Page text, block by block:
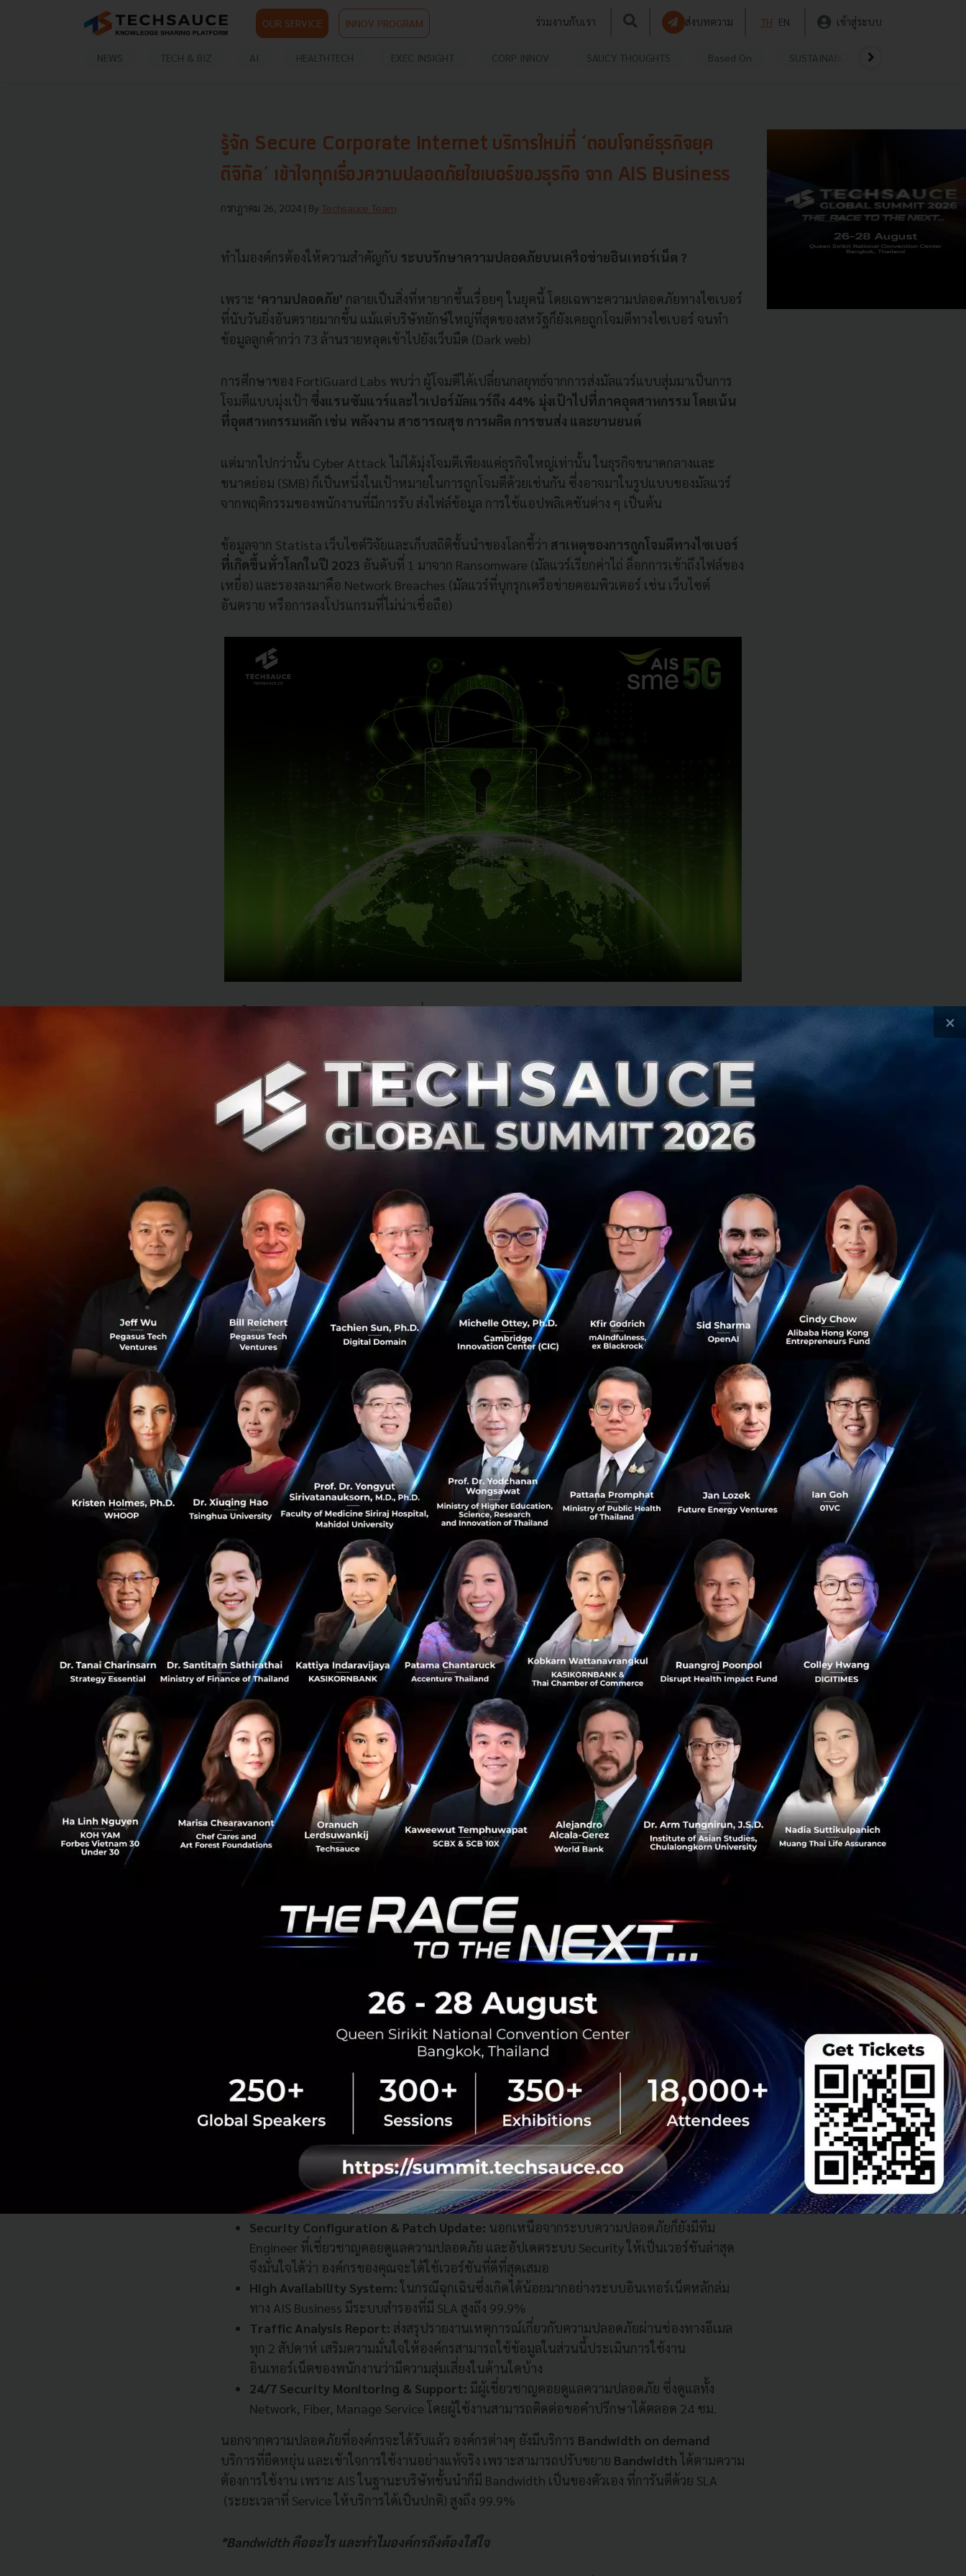
OUR SERVICE INNOV PROGRAM ร่วมงานกับเรา ส่งบทความ TH EN เข้าสู่ระบบ
NEWS TECH & BIZ AI HEALTHTECH EXEC INSIGHT CORP INNOV SAUCY THOUGHTS Based On SUSTAINABLE
0
15
รู้จัก Secure Corporate Internet บริการใหม่ที่ ‘ตอบโจทย์ธุรกิจยุค
ดิจิทัล’ เข้าใจทุกเรื่องความปลอดภัยไซเบอร์ของธุรกิจ จาก AIS Business
กรกฎาคม 26, 2024 | By Techsauce Team
ทำไมองค์กรต้องให้ความสำคัญกับ ระบบรักษาความปลอดภัยบนเครือข่ายอินเทอร์เน็ต ?
เพราะ ‘ความปลอดภัย’ กลายเป็นสิ่งที่หายากขึ้นเรื่อยๆ ในยุคนี้ โดยเฉพาะความปลอดภัยทางไซเบอร์
ที่นับวันยิ่งอันตรายมากขึ้น แม้แต่บริษัทยักษ์ใหญ่ที่สุดของสหรัฐก็ยังเคยถูกโจมตีทางไซเบอร์ จนทำ
ข้อมูลลูกค้ากว่า 73 ล้านรายหลุดเข้าไปยังเว็บมืด (Dark web)
การศึกษาของ FortiGuard Labs พบว่า ผู้โจมตีได้เปลี่ยนกลยุทธ์จากการส่งมัลแวร์แบบสุ่มมาเป็นการ
โจมตีแบบมุ่งเป้า ซึ่งแรนซัมแวร์และไวเปอร์มัลแวร์ถึง 44% มุ่งเป้าไปที่ภาคอุตสาหกรรม โดยเน้น
ที่อุตสาหกรรมหลัก เช่น พลังงาน สาธารณสุข การผลิต การขนส่ง และยานยนต์
แต่มากไปกว่านั้น Cyber Attack ไม่ได้มุ่งโจมตีเพียงแค่ธุรกิจใหญ่เท่านั้น ในธุรกิจขนาดกลางและ
ขนาดย่อม (SMB) ก็เป็นหนึ่งในเป้าหมายในการถูกโจมตีด้วยเช่นกัน ซึ่งอาจมาในรูปแบบของมัลแวร์
จากพฤติกรรมของพนักงานที่มีการรับ ส่งไฟล์ข้อมูล การใช้แอปพลิเคชันต่าง ๆ เป็นต้น
ข้อมูลจาก Statista เว็บไซต์วิจัยและเก็บสถิติชั้นนำของโลกชี้ว่า สาเหตุของการถูกโจมตีทางไซเบอร์
ที่เกิดขึ้นทั่วโลกในปี 2023 อันดับที่ 1 มาจาก Ransomware (มัลแวร์เรียกค่าไถ่ ล็อกการเข้าถึงไฟล์ของ
เหยื่อ) และรองลงมาคือ Network Breaches (มัลแวร์ที่บุกรุกเครือข่ายคอมพิวเตอร์ เช่น เว็บไซต์
อันตราย หรือการลงโปรแกรมที่ไม่น่าเชื่อถือ)
และในปัจจุบันธุรกิจกว่า
Transformation) หมายความว่าข้อมูลของธุรกิจเหล่านี้จะถูกย้ายมาจัดเก็บในคลาวด์แทนระบบ
ประตูด่านสำคัญของการรับ-ส่ง และเข้าถึงข้อมูล
แล้วองค์กรจะมั่นใจได้อย่างไรว่าอินเทอร์เน็ตที่ใช้มีระบบรักษาความปลอดภัยที่รัดกุม ?
คำถามสำคัญที่ทำให้ AIS หนึ่งในบริษัทผู้ให้บริการอินเทอร์เน็ตแนวหน้าของไทยเดินหน้าออกแบบ
บริการSecure Corporate Internetหรืออินเทอร์เน็ตองค์กรที่มาพร้อม Security Platform on Cloud
บทความนี้ Techsauce จึงอยากชวนมารู้จักกับ Secure Corporate Internet อินเทอร์เน็ตองค์กรที่มี
ระบบรักษาความปลอดภัยครอบคลุมตลอด 24 ชั่วโมง บริการใหม่เพื่อธุรกิจในยุคดิจิทัล!
รู้จัก Secure Corporate Internet โซลูชันใหม่เพื่อธุรกิจในยุคดิจิทัล
Secure Corporate Internetคือ อินเทอร์เน็ตองค์กรประสิทธิภาพสูงจาก AIS Business ที่มีฟีเจอร์
รักษาความปลอดภัยทางไซเบอร์
ในระบบ
(Built-in-Security) จึงทำให้องค์กรที่ใช้งานไม่จำเป็นต้อง
ซื้อระบบรักษาความปลอดภัยเพิ่ม
อีกหนึ่งความพิเศษ คือการพาร์ทเนอร์กับ Fortinet บริษัทชั้นนำด้านระบบเครือข่ายความปลอดภัย
ระดับโลกในด้าน Service ที่มาพร้อมระบบช่วยมอนิเตอร์และตรวจสอบตลอด 24 ชั่วโมง โดยประกอบ
ด้วย 4 Features & 4 Services ที่ครอบคลุมทุกมิติความปลอดภัย ได้แก่
4 Features รักษาความปลอดภัยทางไซเบอร์ในระบบ
Advanced Malware Protection:ระบบป้องกันภัยคุกคามจากไวรัส แรนซัมแวร์ และมัลแวร์
ชนิดต่างๆ เพื่อรักษาความปลอดภัยให้กับเครือข่ายและอุปกรณ์ ทำงานคล้ายตำรวจลาดตระเวน
หากพบสิ่งผิดปกติก็จะแจ้งเตือนให้ทราบ
Intrusion Prevention:
ป้องกันการบุกรุกเข้าถึงระบบโดยไม่ได้รับอนุญาต และการตรวจจับ
Web and Video Filtering:เลือกการกรองและการบล็อกการเข้าถึงเว็บไซต์ที่เป็นอันตรายหรือ
ไม่เหมาะสมจากเทมเพลตมาตรฐานของ AIS ตั้งแต่บล็อกเว็บไซต์ที่มีความเสี่ยง ไปจนถึงการ
เว็บไซต์ที่ไม่เหมาะสม เช่น เว็บพนันหรือเว็บที่มีสื่อลามก
ระบบวิเคราะห์ไฟล์ที่น่าสงสัยเพื่อดูแนวโน้มของการเป็นมัลแวร์ ซึ่ง
ระบบนี้ขับเคลื่อนด้วย AI ที่ช่วยตรวจจับและวิเคราะห์ หากองค์กรไหนถูกมัลแวร์ที่ไม่รู้จักโจมตี
ระบบก็จะเรียนรู้และจดจำ เพื่อป้องกันการโจมตีแบบเดียวกันในองค์กรอื่นๆ จึงเท่ากับว่าแม้
องค์กรของคุณไม่เคยพบเจอมัลแวร์ตัวนี้มาก่อน แต่มีบริษัทอื่นเคยเจอ ระบบก็จะอัปเดตอยู่ตลอด
ทำให้สามารถช่วยป้องกันการโจมตีเหล่านี้ได้แม้ไม่เคยรู้จัก
4 Service ตรวจสอบ อัปเดตระบบ และรายงานด้านความปลอดภัย
Security Configuration & Patch Update: นอกเหนือจากระบบความปลอดภัยก็ยังมีทีม
Engineer ที่เชี่ยวชาญคอยดูแลความปลอดภัย และอัปเดตระบบ Security ให้เป็นเวอร์ชันล่าสุด
จึงมั่นใจได้ว่า องค์กรของคุณจะได้ใช้เวอร์ชันที่ดีที่สุดเสมอ
High Availability System:ในกรณีฉุกเฉินซึ่งเกิดได้น้อยมากอย่างระบบอินเทอร์เน็ตหลักล่ม
ทาง AIS Business มีระบบสำรองที่มี SLA สูงถึง 99.9%
Traffic Analysis Report: ส่งสรุปรายงานเหตุการณ์เกี่ยวกับความปลอดภัยผ่านช่องทางอีเมล
ทุก 2 สัปดาห์ เสริมความมั่นใจให้องค์กรสามารถใช้ข้อมูลในส่วนนี้ประเมินการใช้งาน
อินเทอร์เน็ตของพนักงานว่ามีความสุ่มเสี่ยงในด้านใดบ้าง
24/7 Security Monitoring & Support: มีผู้เชี่ยวชาญคอยดูแลความปลอดภัย ซึ่งดูแลทั้ง
Network, Fiber, Manage Service โดยผู้ใช้งานสามารถติดต่อขอคำปรึกษาได้ตลอด 24 ชม.
นอกจากความปลอดภัยที่องค์กรจะได้รับแล้ว องค์กรต่างๆ ยังมีบริการ Bandwidth on demand
บริการที่ยืดหยุ่น และเข้าใจการใช้งานอย่างแท้จริง เพราะสามารถปรับขยาย Bandwidth ได้ตามความ
ต้องการใช้งาน เพราะ AIS ในฐานะบริษัทชั้นนำก็มี Bandwidth เป็นของตัวเอง ที่การันตีด้วย SLA
(ระยะเวลาที่ Service ให้บริการได้เป็นปกติ) สูงถึง 99.9%
*Bandwidth คืออะไร และทำไมองค์กรถึงต้องใส่ใจ
×